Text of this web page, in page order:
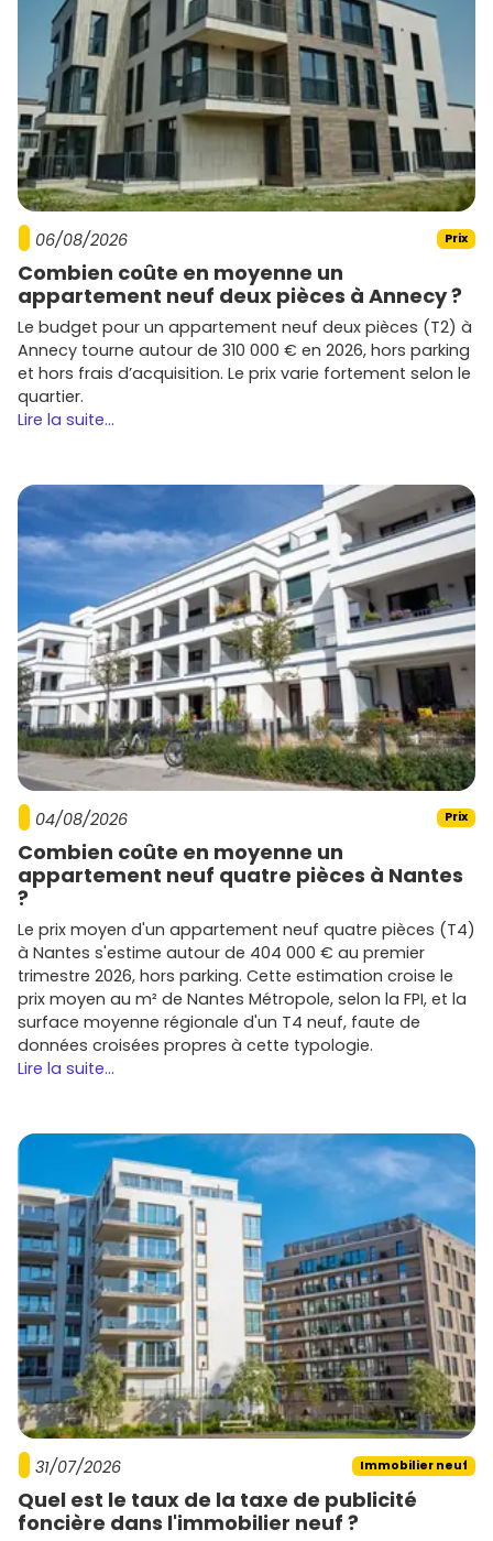
06/08/2026 Prix
Combien coûte en moyenne un
appartement neuf deux pièces à Annecy ?
Le budget pour un appartement neuf deux pièces (T2) à
Annecy tourne autour de 310 000 € en 2026, hors parking
et hors frais d’acquisition. Le prix varie fortement selon le
quartier.
Lire la suite...
04/08/2026 Prix
Combien coûte en moyenne un
appartement neuf quatre pièces à Nantes
?
Le prix moyen d'un appartement neuf quatre pièces (T4)
à Nantes s'estime autour de 404 000 € au premier
trimestre 2026, hors parking. Cette estimation croise le
prix moyen au m² de Nantes Métropole, selon la FPI, et la
surface moyenne régionale d'un T4 neuf, faute de
données croisées propres à cette typologie.
Lire la suite...
31/07/2026 Immobilier neuf
Quel est le taux de la taxe de publicité
foncière dans l'immobilier neuf ?